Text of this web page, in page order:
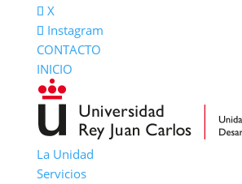
X
Instagram
CONTACTO
INICIO
La Unidad
Servicios